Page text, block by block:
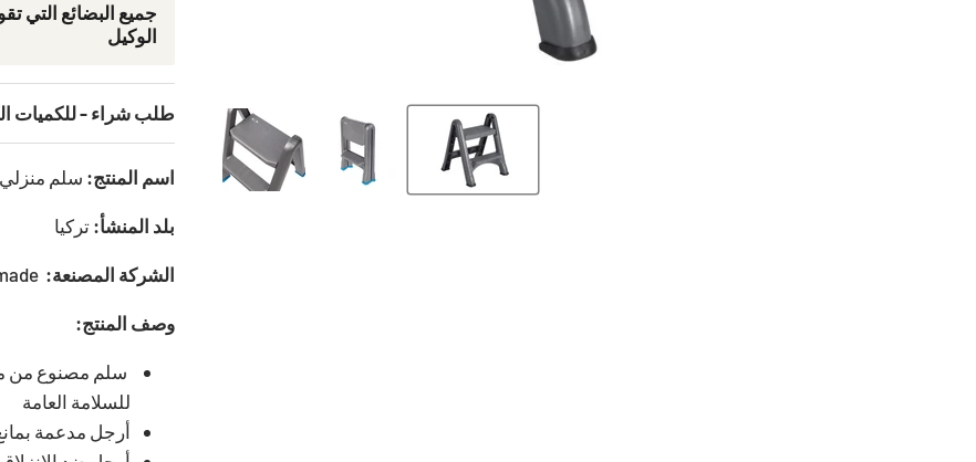
جمیع البضائع التي
الوكيل
طلب شراء - للكميات
اسم المنتج: سلم منزلي 2 درجة قابل للطي
بلد المنشأ: تركيا
الشركة المصنعة:
وصف المنتج:
سلم مصنوع من
للسلامة العامة
أرجل مدعمة